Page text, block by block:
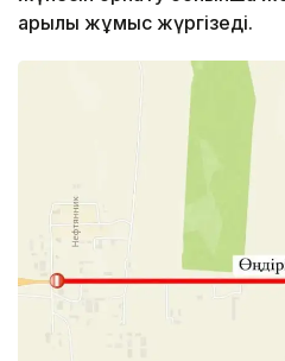
арқылы жұмыс жүргізеді.